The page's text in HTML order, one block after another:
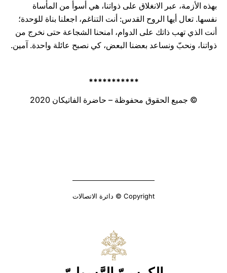
بهذه الأزمة، عبر الانغلاق على ذواتنا، هي أسوأ من المأساة
نفسها. تعال أيها الروح القدس: أنت التناغم، اجعلنا بناة للوَحدة؛
أنت الذي تهب ذاتك على الدوام، امنحنا الشجاعة حتى نخرج من
ذواتنا، ونحبّ ونساعد بعضنا البعض، كي نصبح عائلة واحدة. آمين.
***********
© جميع الحقوق محفوظة – حاضرة الفاتيكان 2020
Copyright © دائرة الاتصالات